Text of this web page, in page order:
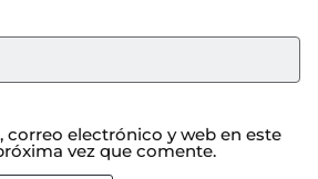
correo electrónico y web en este
vez que comente.